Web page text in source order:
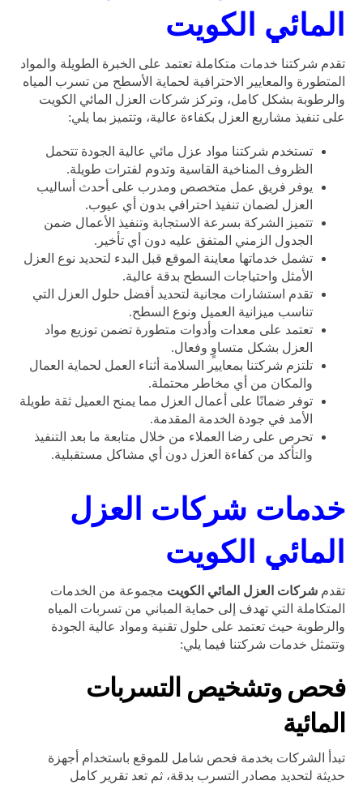
المائي الكويت
تقدم شركتنا خدمات متكاملة تعتمد على الخبرة الطويلة والمواد
المتطورة والمعايير الاحترافية لحماية الأسطح من تسرب المياه
والرطوبة بشكل كامل، وتركز شركات العزل المائي الكويت
على تنفيذ مشاريع العزل بكفاءة عالية، وتتميز بما يلي:
تستخدم شركتنا مواد عزل مائي عالية الجودة تتحمل
الظروف المناخية القاسية وتدوم لفترات طويلة.
يوفر فريق عمل متخصص ومدرب على أحدث أساليب
العزل لضمان تنفيذ احترافي بدون أي عيوب.
تتميز الشركة بسرعة الاستجابة وتنفيذ الأعمال ضمن
الجدول الزمني المتفق عليه دون أي تأخير.
تشمل خدماتها معاينة الموقع قبل البدء لتحديد نوع العزل
الأمثل واحتياجات السطح بدقة عالية.
تقدم استشارات مجانية لتحديد أفضل حلول العزل التي
تناسب ميزانية العميل ونوع السطح.
تعتمد على معدات وأدوات متطورة تضمن توزيع مواد
العزل بشكل متساوٍ وفعال.
تلتزم شركتنا بمعايير السلامة أثناء العمل لحماية العمال
والمكان من أي مخاطر محتملة.
توفر ضمانًا على أعمال العزل مما يمنح العميل ثقة طويلة
الأمد في جودة الخدمة المقدمة.
تحرص على رضا العملاء من خلال متابعة ما بعد التنفيذ
والتأكد من كفاءة العزل دون أي مشاكل مستقبلية.
خدمات شركات العزل
المائي الكويت
تقدمشركات العزل المائي الكويت مجموعة من الخدمات
المتكاملة التي تهدف إلى حماية المباني من تسربات المياه
والرطوبة حيث تعتمد على حلول تقنية ومواد عالية الجودة
وتتمثل خدمات شركتنا فيما يلي:
فحص وتشخيص التسربات
المائية
تبدأ الشركات بخدمة فحص شامل للموقع باستخدام أجهزة
حديثة لتحديد مصادر التسرب بدقة، ثم تعد تقرير كامل